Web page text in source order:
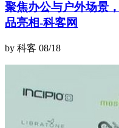
聚焦办公与户外场景
品亮相-科客网
by 科客 08/18